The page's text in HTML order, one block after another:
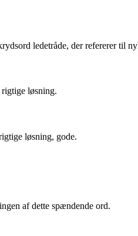
ledetråde, der refererer til
løsning.
løsning, gode.
af dette spændende ord.